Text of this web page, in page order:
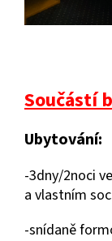
Součástí
Ubytování:
-3dny/2noci
a vlastním
-snídaně